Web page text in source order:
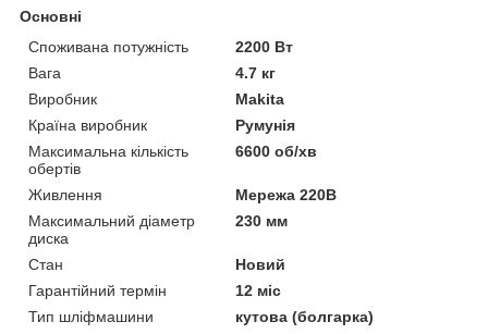
Основні
Споживана потужність
2200 Вт
Вага
4.7 кг
Виробник
Makita
Країна виробник
Румунія
Максимальна кількість
обертів
6600 об/хв
Живлення
Мережа 220В
Максимальний діаметр
диска
230 мм
Стан
Новий
Гарантійний термін
12 міс
Тип шліфмашини
кутова (болгарка)